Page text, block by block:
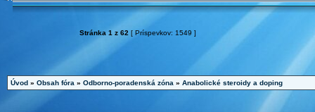
Stránka 1 z 62 [ Príspevkov: 1549 ]
Úvod » Obsah fóra » Odborno-poradenská zóna » Anabolické steroidy a doping